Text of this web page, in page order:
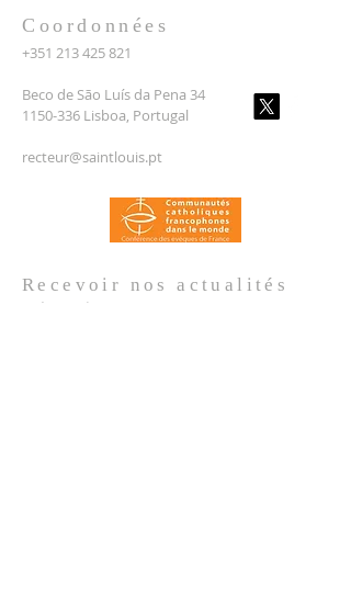
Coordonnées
+351 213 425 821
Beco de São Luís da Pena 34
1150-336 Lisboa, Portugal
recteur@saintlouis.pt
Recevoir nosactualités
Prénom
*